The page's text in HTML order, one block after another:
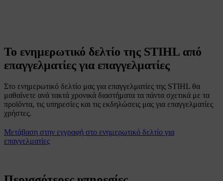
Το ενημερωτικό δελτίο της STIHL από
επαγγελματίες για επαγγελματίες
Στο ενημερωτικό δελτίο μας για επαγγελματίες της STIHL θα
μαθαίνετε ανά τακτά χρονικά διαστήματα τα πάντα σχετικά με τα
προϊόντα, τις υπηρεσίες και τις εκδηλώσεις μας για επαγγελματίες
χρήστες.
Μετάβαση στην εγγραφή στο ενημερωτικό δελτίο για
επαγγελματίες